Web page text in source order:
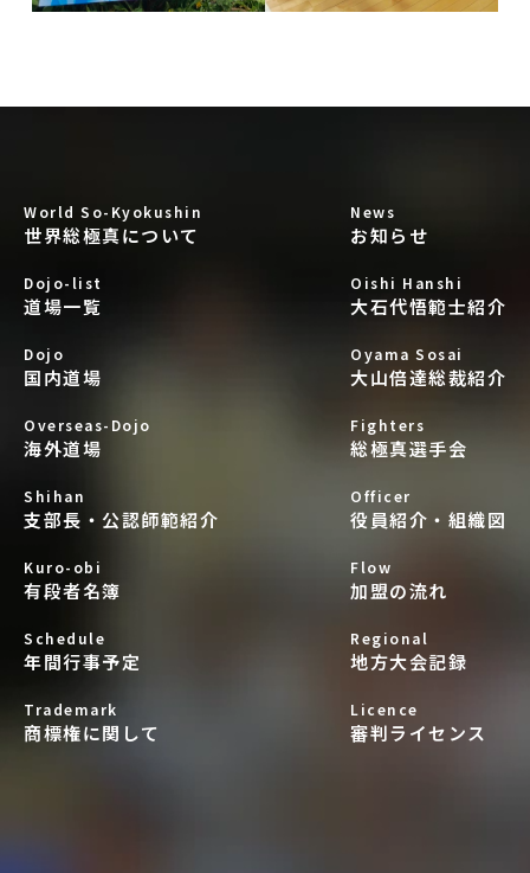
World So-Kyokushin
世界総極真について
Dojo-list
道場一覧
Dojo
国内道場
Overseas-Dojo
海外道場
News
お知らせ
Oishi Hanshi
大石代悟範士紹介
Oyama Sosai
大山倍達総裁紹介
Fighters
総極真選手会
Shihan
支部長・公認師範紹介
Kuro-obi
有段者名簿
Schedule
年間行事予定
Trademark
商標権に関して
Officer
役員紹介・組織図
Flow
加盟の流れ
Regional
地方大会記録
Licence
審判ライセンス